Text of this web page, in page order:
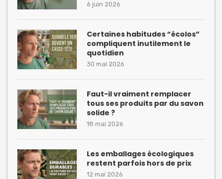
6 juin 2026
Certaines habitudes “écolos”
compliquent inutilement le
quotidien
30 mai 2026
Faut-il vraiment remplacer
tous ses produits par du savon
solide ?
18 mai 2026
Les emballages écologiques
restent parfois hors de prix
12 mai 2026